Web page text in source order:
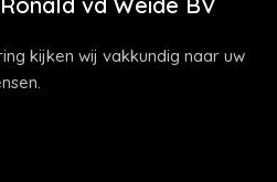
kijken wij vakkundig naar uw